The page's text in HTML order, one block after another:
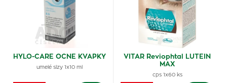
HYLO-CARE OCNE KVAPKY
umelé slzy 1x10 ml
VITAR Reviophtal LUTEIN
MAX
cps 1x60 ks